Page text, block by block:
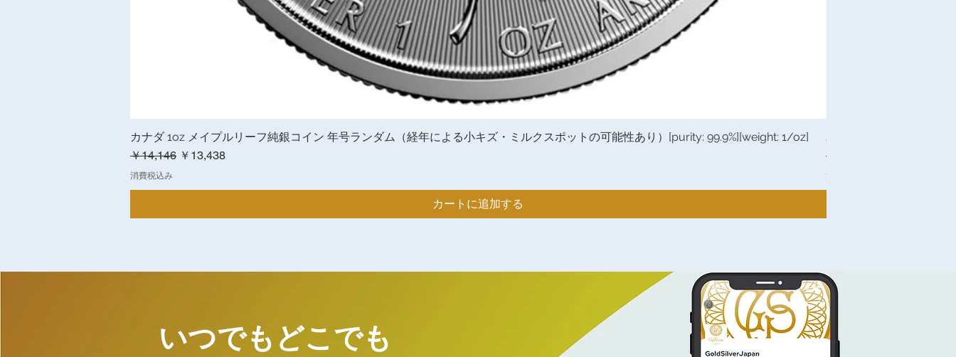
クイックビュー
カナダ 1oz メイプルリーフ純銀コイン 年号ランダム（経年による小キズ・ミルクスポットの可能性あり）[purity: 99.9%][weight: 1/oz]
通常価格
￥14,146 セール価格
￥13,438
消費税込み
カートに追加する
Johnson Matthey（ジョ
通常価格
￥20,082
消費税込み
​いつでもどこでも